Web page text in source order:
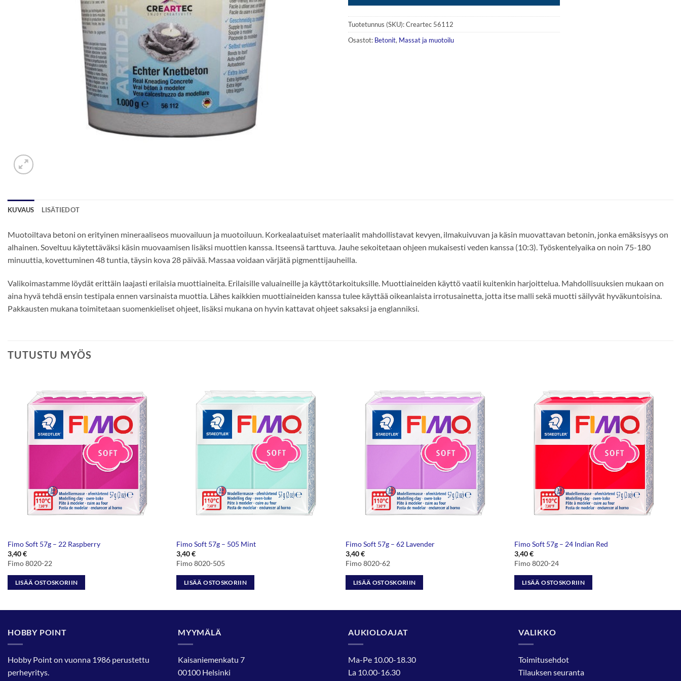
Tuotetunnus (SKU):Creartec 56112
Osastot: Betonit, Massat ja muotoilu
KUVAUS LISÄTIEDOT
Muotoiltava betoni on erityinen mineraaliseos muovailuun ja muotoiluun. Korkealaatuiset materiaalit mahdollistavat kevyen, ilmakuivuvan ja käsin muovattavan betonin, jonka emäksisyys on
alhainen. Soveltuu käytettäväksi käsin muovaamisen lisäksi muottien kanssa. Itseensä tarttuva. Jauhe sekoitetaan ohjeen mukaisesti veden kanssa (10:3).Työskentelyaika on noin 75-180
minuuttia, kovettuminen 48 tuntia, täysin kova 28 päivää. Massaa voidaan värjätä pigmenttijauheilla.
Valikoimastamme löydät erittäin laajasti erilaisia muottiaineita. Erilaisille valuaineille ja käyttötarkoituksille. Muottiaineiden käyttö vaatii kuitenkin harjoittelua. Mahdollisuuksien mukaan on
aina hyvä tehdä ensin testipala ennen varsinaista muottia. Lähes kaikkien muottiaineiden kanssa tulee käyttää oikeanlaista irrotusainetta, jotta itse malli sekä muotti säilyvät hyväkuntoisina.
Pakkausten mukana toimitetaan suomenkieliset ohjeet, lisäksi mukana on hyvin kattavat ohjeet saksaksi ja englanniksi.
TUTUSTU MYÖS
Fimo Soft 57g – 22 Raspberry
3,40€
Fimo 8020-22
LISÄÄ OSTOSKORIIN
Fimo Soft 57g – 505 Mint
3,40€
Fimo 8020-505
LISÄÄ OSTOSKORIIN
Fimo Soft 57g – 62 Lavender
3,40€
Fimo 8020-62
LISÄÄ OSTOSKORIIN
Fimo Soft 57g – 24 Indian Red
3,40€
Fimo 8020-24
LISÄÄ OSTOSKORIIN
HOBBY POINT
Hobby Point on vuonna 1986 perustettu
perheyritys.
MYYMÄLÄ
Kaisaniemenkatu 7
00100 Helsinki
AUKIOLOAJAT
Ma-Pe 10.00-18.30
La 10.00-16.30
VALIKKO
Toimitusehdot
Tilauksen seuranta